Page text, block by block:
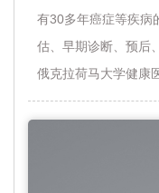
有30多年癌症等疾病
估、早期诊断、预后
俄克拉荷马大学健康
理和检验医学系、美